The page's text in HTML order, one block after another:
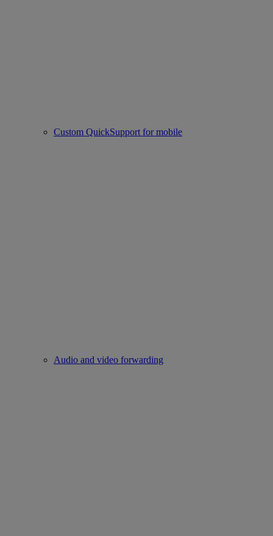
Custom QuickSupport for mobile
Audio and video forwarding